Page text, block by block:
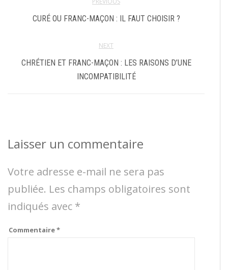
CURÉ OU FRANC-MAÇON : IL FAUT CHOISIR ?
NEXT
CHRÉTIEN ET FRANC-MAÇON : LES RAISONS D’UNE
INCOMPATIBILITÉ
Laisser un commentaire
Votre adresse e-mail ne sera pas
publiée. Les champs obligatoires sont
indiqués avec *
Commentaire*